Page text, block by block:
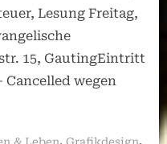
Lesung Freitag,
15, GautingEintritt
wegen
& Leben, Grafikdesign,